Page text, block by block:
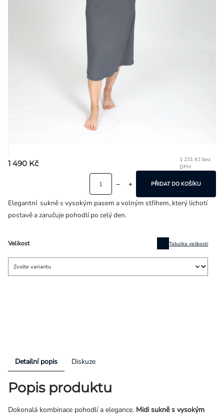
1 490 Kč
1 231 Kč bez
DPH
Velikost Tabulka velikostí
PŘIDAT DO KOŠÍKU
Elegantní sukně s vysokým pasem a volným střihem, který lichotí
postavě a zaručuje pohodlí po celý den.
Detailní popis Diskuze
Popis produktu
Dokonalá kombinace pohodlí a elegance. Midi sukně s vysokým